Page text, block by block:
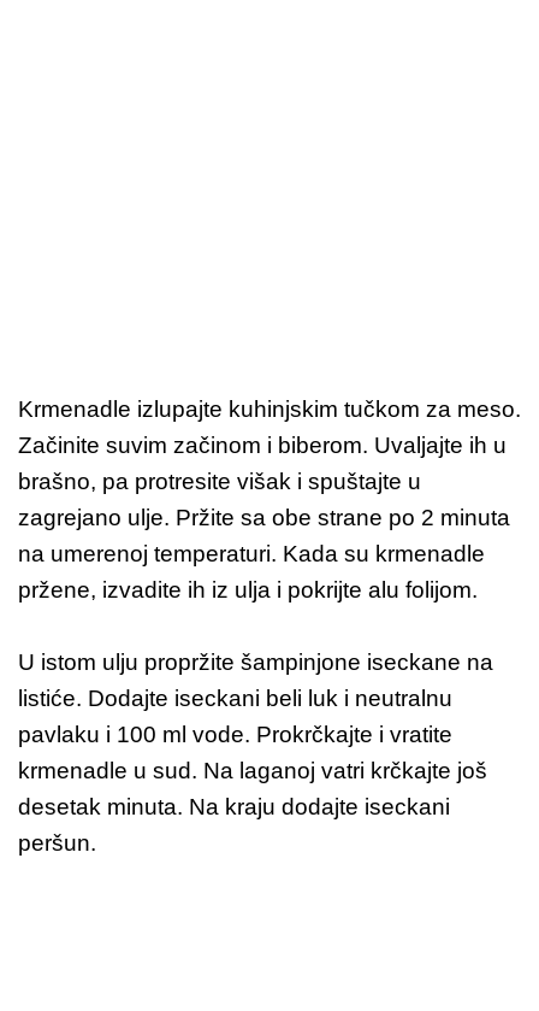
Krmenadle izlupajte kuhinjskim tučkom za meso.
Začinite suvim začinom i biberom. Uvaljajte ih u
brašno, pa protresite višak i spuštajte u
zagrejano ulje. Pržite sa obe strane po 2 minuta
na umerenoj temperaturi. Kada su krmenadle
pržene, izvadite ih iz ulja i pokrijte alu folijom.
U istom ulju propržite šampinjone iseckane na
listiće. Dodajte iseckani beli luk i neutralnu
pavlaku i 100 ml vode. Prokrčkajte i vratite
krmenadle u sud. Na laganoj vatri krčkajte još
desetak minuta. Na kraju dodajte iseckani
peršun.